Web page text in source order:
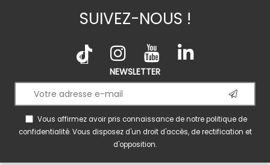
SUIVEZ-NOUS !
NEWSLETTER
Vous affirmez avoir pris connaissance de notrepolitique de
confidentialité. Vous disposez d'un droit d'accès, de rectification et
d'opposition.